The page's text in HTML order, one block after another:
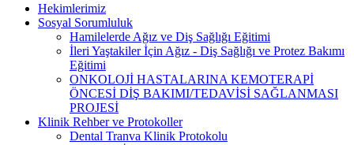
Hekimlerimiz
Sosyal Sorumluluk
Hamilelerde Ağız ve Diş Sağlığı Eğitimi
İleri Yaştakiler İçin Ağız - Diş Sağlığı ve Protez Bakımı
Eğitimi
ONKOLOJİ HASTALARINA KEMOTERAPİ
ÖNCESİ DİŞ BAKIMI/TEDAVİSİ SAĞLANMASI
PROJESİ
Klinik Rehber ve Protokoller
Dental Tranva Klinik Protokolu